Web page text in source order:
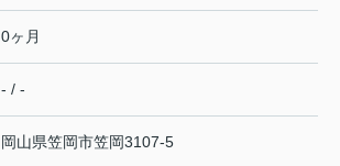
0ヶ月
- / -
岡山県笠岡市笠岡3107-5